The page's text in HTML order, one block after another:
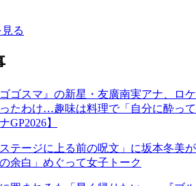
る
ゴスマ』の新星・友廣南実アナ、ロケ
たわけ…趣味は料理で「自分に酔って
GP2026】
テージに上る前の呪文」に坂本冬美が
余白」めぐって女子トーク